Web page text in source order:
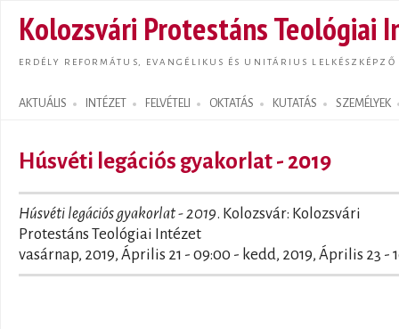
Kolozsvári Protestáns Teológiai
ERDÉLY REFORMÁTUS, EVANGÉLIKUS ÉS UNITÁRIUS LELKÉSZKÉPZŐ
AKTUÁLIS INTÉZET FELVÉTELI OKTATÁS KUTATÁS SZEMÉLYEK
Search form
Húsvéti legációs gyakorlat - 2019
Húsvéti legációs gyakorlat - 2019. Kolozsvár: Kolozsvári
Protestáns Teológiai Intézet
vasárnap, 2019, Április 21 - 09:00 - kedd, 2019, Április 23 -